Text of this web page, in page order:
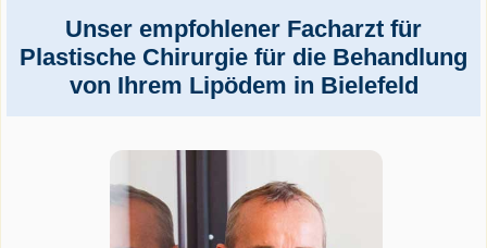
Unser empfohlener Facharzt für
Plastische Chirurgie für die Behandlung
von Ihrem Lipödem in Bielefeld